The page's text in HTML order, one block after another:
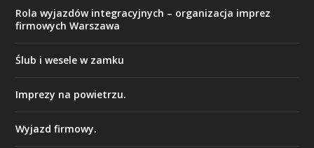
Rola wyjazdów integracyjnych – organizacja imprez
firmowych Warszawa
Ślub i wesele w zamku
Imprezy na powietrzu.
Wyjazd firmowy.